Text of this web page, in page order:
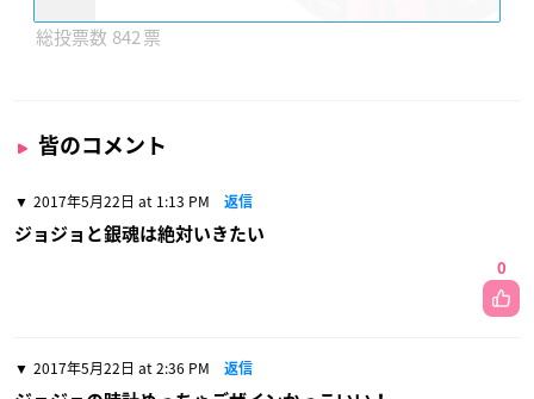
842
皆のコメント
2017年5月22日 at 1:13 PM 返信
ジョジョと銀魂は絶対いきたい
0
2017年5月22日 at 2:36 PM 返信